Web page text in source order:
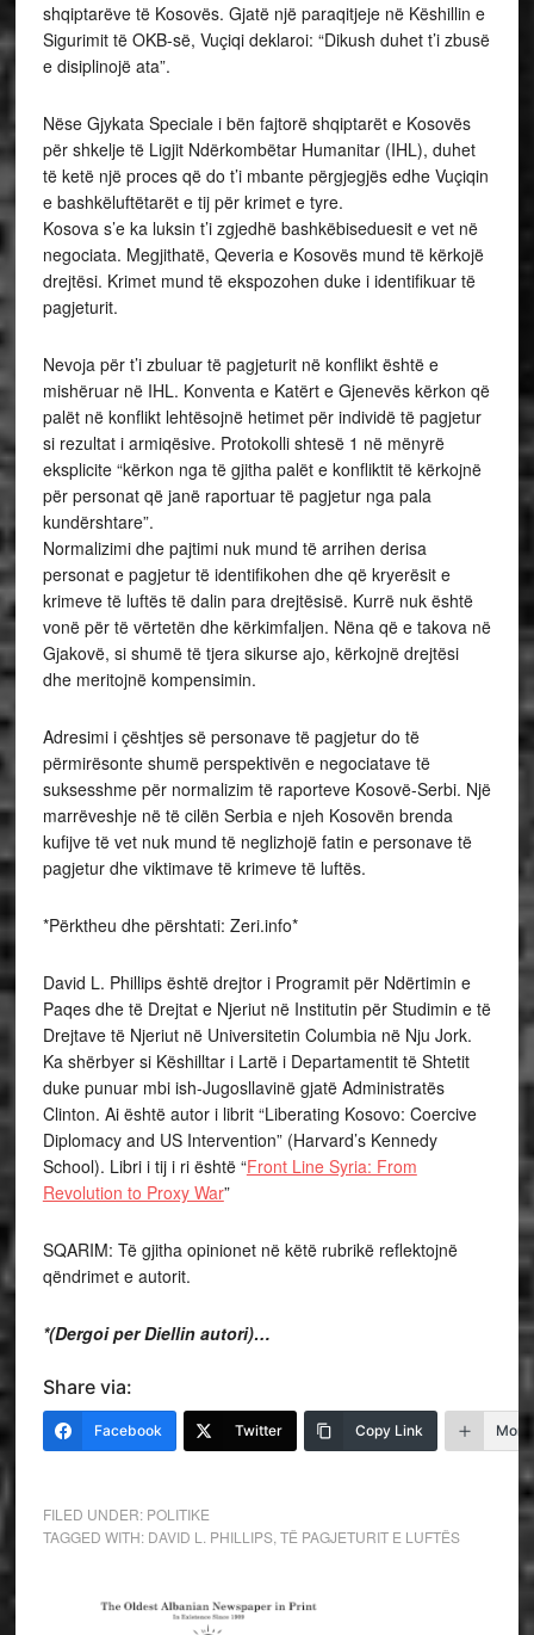
shqiptarëve të Kosovës. Gjatë një paraqitjeje në Këshillin e
Sigurimit të OKB-së, Vuçiqi deklaroi: “Dikush duhet t’i zbusë
e disiplinojë ata”.
Nëse Gjykata Speciale i bën fajtorë shqiptarët e Kosovës
për shkelje të Ligjit Ndërkombëtar Humanitar (IHL), duhet
të ketë një proces që do t’i mbante përgjegjës edhe Vuçiqin
e bashkëluftëtarët e tij për krimet e tyre.
Kosova s’e ka luksin t’i zgjedhë bashkëbiseduesit e vet në
negociata. Megjithatë, Qeveria e Kosovës mund të kërkojë
drejtësi. Krimet mund të ekspozohen duke i identifikuar të
pagjeturit.
Nevoja për t’i zbuluar të pagjeturit në konflikt është e
mishëruar në IHL. Konventa e Katërt e Gjenevës kërkon që
palët në konflikt lehtësojnë hetimet për individë të pagjetur
si rezultat i armiqësive. Protokolli shtesë 1 në mënyrë
eksplicite “kërkon nga të gjitha palët e konfliktit të kërkojnë
për personat që janë raportuar të pagjetur nga pala
kundërshtare”.
Normalizimi dhe pajtimi nuk mund të arrihen derisa
personat e pagjetur të identifikohen dhe që kryerësit e
krimeve të luftës të dalin para drejtësisë. Kurrë nuk është
vonë për të vërtetën dhe kërkimfaljen. Nëna që e takova në
Gjakovë, si shumë të tjera sikurse ajo, kërkojnë drejtësi
dhe meritojnë kompensimin.
Adresimi i çështjes së personave të pagjetur do të
përmirësonte shumë perspektivën e negociatave të
suksesshme për normalizim të raporteve Kosovë-Serbi. Një
marrëveshje në të cilën Serbia e njeh Kosovën brenda
kufijve të vet nuk mund të neglizhojë fatin e personave të
pagjetur dhe viktimave të krimeve të luftës.
*Përktheu dhe përshtati: Zeri.info*
David L. Phillips është drejtor i Programit për Ndërtimin e
Paqes dhe të Drejtat e Njeriut në Institutin për Studimin e të
Drejtave të Njeriut në Universitetin Columbia në Nju Jork.
Ka shërbyer si Këshilltar i Lartë i Departamentit të Shtetit
duke punuar mbi ish-Jugosllavinë gjatë Administratës
Clinton. Ai është autor i librit “Liberating Kosovo: Coercive
Diplomacy and US Intervention” (Harvard’s Kennedy
School). Libri i tij i ri është “Front Line Syria: From
Revolution to Proxy War”
SQARIM: Të gjitha opinionet në këtë rubrikë reflektojnë
qëndrimet e autorit.
*(Dergoi per Diellin autori)…
Share via:
Facebook Twitter Copy Link More
FILED UNDER: POLITIKE
TAGGED WITH: DAVID L. PHILLIPS, TË PAGJETURIT E LUFTËS